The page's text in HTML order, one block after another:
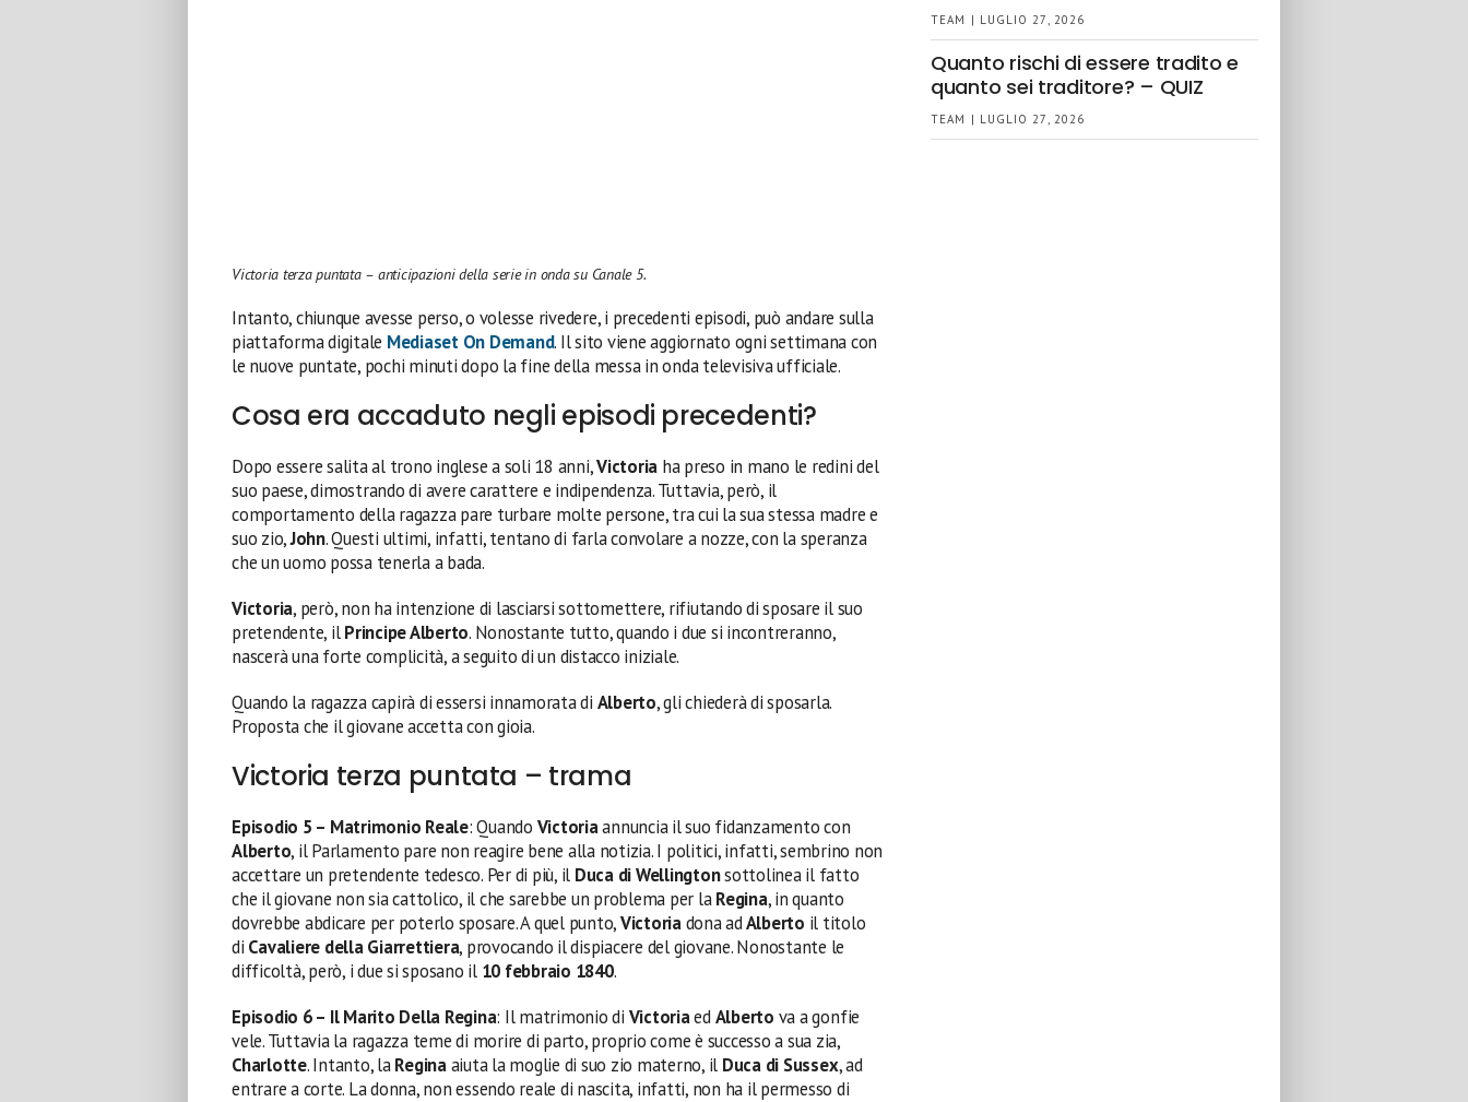
Victoria terza puntata – anticipazioni della serie in onda su Canale 5.
Intanto, chiunque avesse perso, o volesse rivedere, i precedenti episodi, può andare sulla
piattaforma digitale Mediaset On Demand. Il sito viene aggiornato ogni settimana con
le nuove puntate, pochi minuti dopo la fine della messa in onda televisiva ufficiale.
Cosa era accaduto negli episodi precedenti?
Dopo essere salita al trono inglese a soli 18 anni,Victoria ha preso in mano le redini del
suo paese, dimostrando di avere carattere e indipendenza. Tuttavia, però, il
comportamento della ragazza pare turbare molte persone, tra cui la sua stessa madre e
suo zio,John. Questi ultimi, infatti, tentano di farla convolare a nozze, con la speranza
che un uomo possa tenerla a bada.
Victoria, però, non ha intenzione di lasciarsi sottomettere, rifiutando di sposare il suo
pretendente, ilPrincipe Alberto. Nonostante tutto, quando i due si incontreranno,
nascerà una forte complicità, a seguito di un distacco iniziale.
Quando la ragazza capirà di essersi innamorata di Alberto, gli chiederà di sposarla.
Proposta che il giovane accetta con gioia.
Victoria terza puntata – trama
Episodio 5 – Matrimonio Reale: Quando Victoriaannuncia il suo fidanzamento con
Alberto, il Parlamento pare non reagire bene alla notizia. I politici, infatti, sembrino non
accettare un pretendente tedesco. Per di più, il Duca di Wellingtonsottolinea il fatto
che il giovane non sia cattolico, il che sarebbe un problema per laRegina, in quanto
dovrebbe abdicare per poterlo sposare. A quel punto,Victoriadona adAlberto il titolo
di Cavaliere della Giarrettiera, provocando il dispiacere del giovane. Nonostante le
difficoltà, però, i due si sposano il 10 febbraio 1840.
Episodio 6 – Il Marito Della Regina: Il matrimonio di VictoriaedAlberto va a gonfie
vele. Tuttavia la ragazza teme di morire di parto, proprio come è successo a sua zia,
Charlotte. Intanto, laReginaaiuta la moglie di suo zio materno, il Duca di Sussex, ad
entrare a corte. La donna, non essendo reale di nascita, infatti, non ha il permesso di
TEAM | LUGLIO 27, 2026
Quanto rischi di essere tradito e
quanto sei traditore? – QUIZ
TEAM | LUGLIO 27, 2026